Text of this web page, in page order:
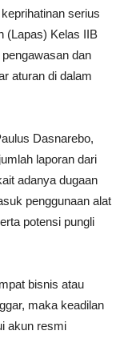
serius
(Lapas) Kelas IIB
dan
aturan di dalam
Dasnarebo,
laporan dari
adanya dugaan
penggunaan alat
potensi pungli
bisnis atau
maka keadilan
akun resmi